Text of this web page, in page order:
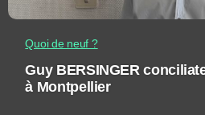
Quoi de neuf ?
Guy BERSINGER
à Montpellier